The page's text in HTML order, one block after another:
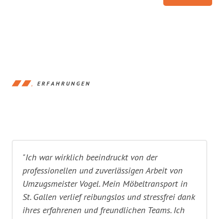
ERFAHRUNGEN
"Ich war wirklich beeindruckt von der
professionellen und zuverlässigen Arbeit von
Umzugsmeister Vogel. Mein Möbeltransport in
St. Gallen verlief reibungslos und stressfrei dank
ihres erfahrenen und freundlichen Teams. Ich